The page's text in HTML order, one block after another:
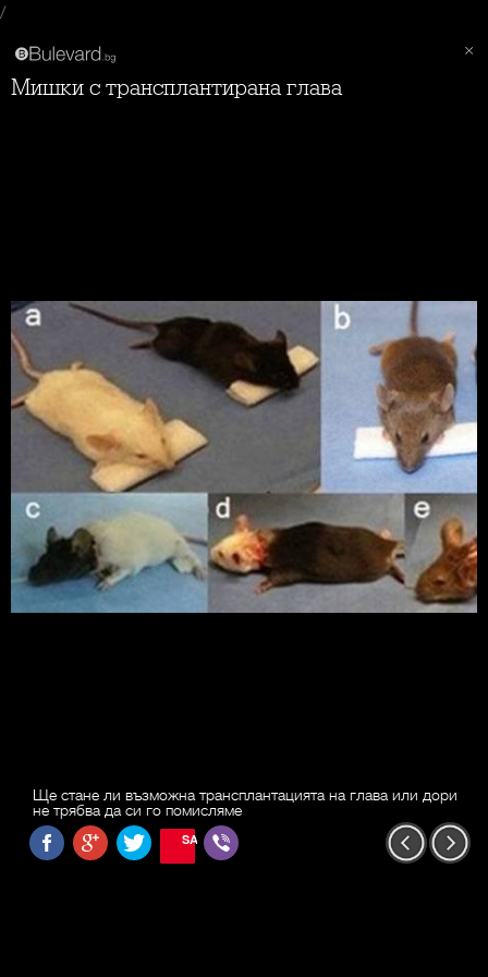
/
Мишки с трансплантирана глава
Ще стане ли възможна трансплантацията на глава или дори
не трябва да си го помисляме
SAVE